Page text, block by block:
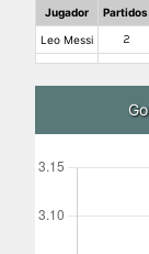
Jugador Partidos
Leo Messi 2